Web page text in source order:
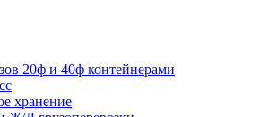
20ф и 40ф контейнерами
хранение